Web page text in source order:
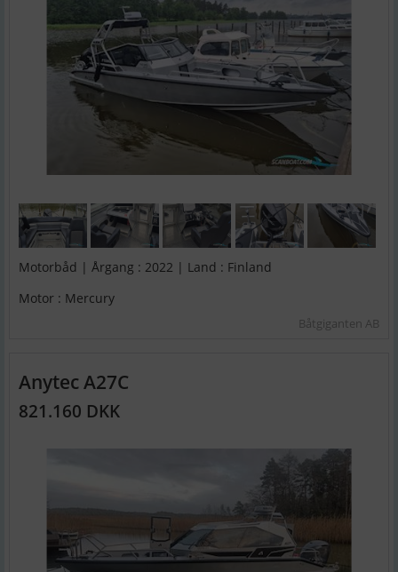
Motorbåd | Årgang : 2022 | Land : Finland
Motor : Mercury
Båtgiganten AB
Anytec A27C
821.160 DKK